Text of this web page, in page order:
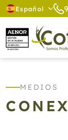
Español
MEDIOS